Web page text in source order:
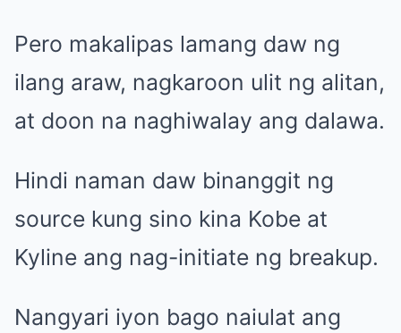
Pero makalipas lamang daw ng
ilang araw, nagkaroon ulit ng alitan,
at doon na naghiwalay ang dalawa.
Hindi naman daw binanggit ng
source kung sino kina Kobe at
Kyline ang nag-initiate ng breakup.
Nangyari iyon bago naiulat ang